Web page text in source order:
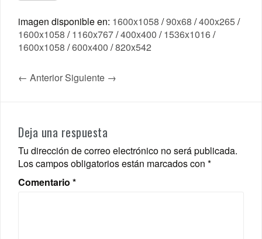
imagen disponible en: 1600x1058 /90x68 /400x265/
1600x1058 /1160x767/400x400 /1536x1016/
1600x1058 /600x400 /820x542
← Anterior Siguiente →
Deja una respuesta
Tu dirección de correo electrónico no será publicada.
Los campos obligatorios están marcados con *
Comentario *